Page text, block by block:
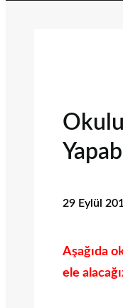
29 Eylül
Aşağıda
ele